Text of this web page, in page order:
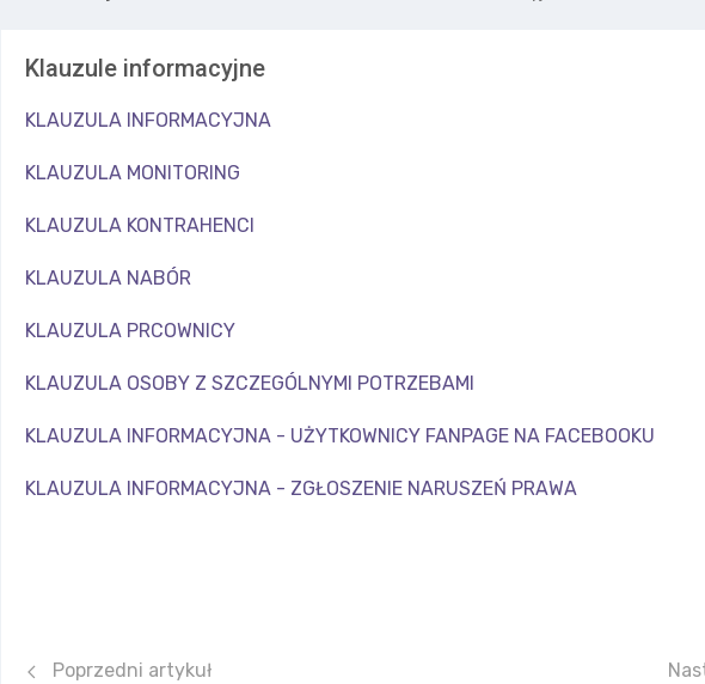
Klauzule informacyjne
KLAUZULA INFORMACYJNA
KLAUZULA MONITORING
KLAUZULA KONTRAHENCI
KLAUZULA NABÓR
KLAUZULA PRCOWNICY
KLAUZULA OSOBY Z SZCZEGÓLNYMI POTRZEBAMI
KLAUZULA INFORMACYJNA - UŻYTKOWNICY FANPAGE NA FACEBOOKU
KLAUZULA INFORMACYJNA - ZGŁOSZENIE NARUSZEŃ PRAWA
Poprzedni artykuł: Rada rodziców
Poprzedni artykuł